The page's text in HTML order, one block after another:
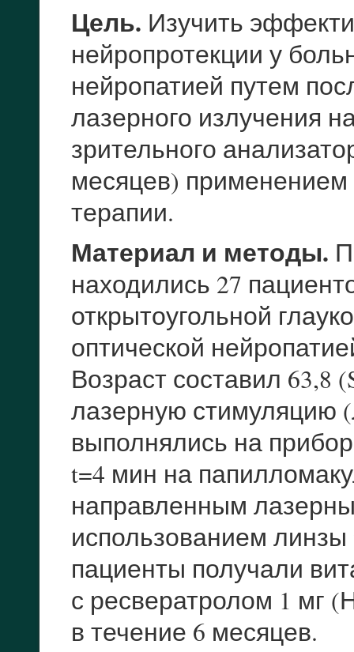
Цель. Изучить
нейропротекции у
нейропатией путем
лазерного излучения
зрительного
месяцев)
терапии.
Материал и методы.
находились 27
открытоугольной
оптической
Возраст составил 63,8
лазерную стимуляцию
выполнялись на
t=4 мин на
направленным
использованием
пациенты получали
с ресвератролом 1 мг
в течение 6 месяцев.